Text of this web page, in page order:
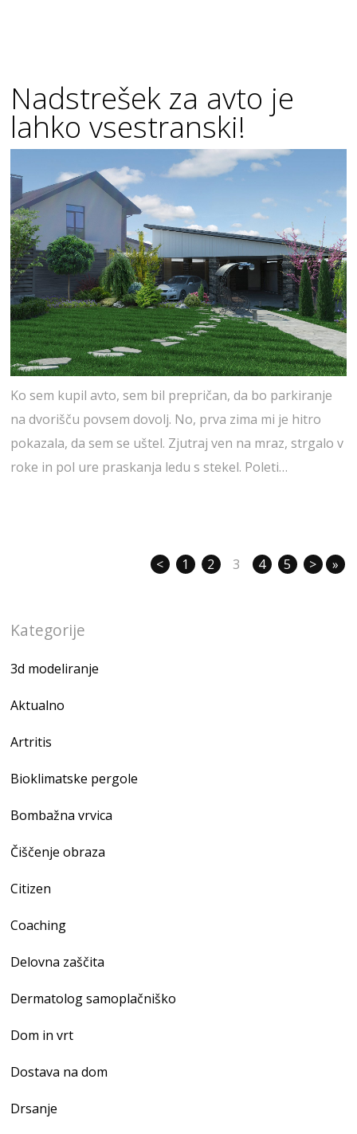
Nadstrešek za avto je
lahko vsestranski!
Ko sem kupil avto, sem bil prepričan, da bo parkiranje
na dvorišču povsem dovolj. No, prva zima mi je hitro
pokazala, da sem se uštel. Zjutraj ven na mraz, strgalo v
roke in pol ure praskanja ledu s stekel. Poleti…
< 1 2 3 4 5 > »
Kategorije
3d modeliranje
Aktualno
Artritis
Bioklimatske pergole
Bombažna vrvica
Čiščenje obraza
Citizen
Coaching
Delovna zaščita
Dermatolog samoplačniško
Dom in vrt
Dostava na dom
Drsanje